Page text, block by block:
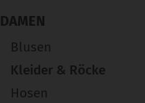
DAMEN
Blusen
Kleider & Röcke
Hosen